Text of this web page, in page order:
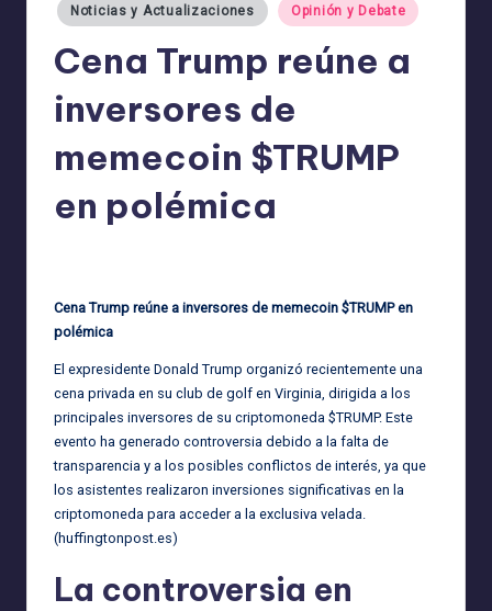
Noticias y Actualizaciones Opinión y Debate
Cena Trump reúne a
inversores de
memecoin $TRUMP
en polémica
Cena Trump reúne a inversores de memecoin $TRUMP en
polémica
El expresidente Donald Trump organizó recientemente una
cena privada en su club de golf en Virginia, dirigida a los
principales inversores de su criptomoneda $TRUMP. Este
evento ha generado controversia debido a la falta de
transparencia y a los posibles conflictos de interés, ya que
los asistentes realizaron inversiones significativas en la
criptomoneda para acceder a la exclusiva velada.
(huffingtonpost.es)
La controversia en